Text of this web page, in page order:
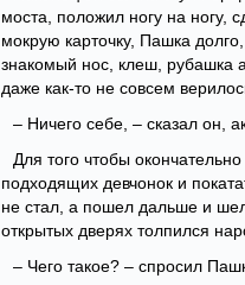
моста, положил ногу на ногу,
мокрую карточку, Пашка
знакомый нос, клеш, рубашка
даже как-то не совсем
– Ничего себе, – сказал он,
Для того чтобы
подходящих девчонок и
не стал, а пошел дальше и
открытых дверях толпился
– Чего такое? – спросил